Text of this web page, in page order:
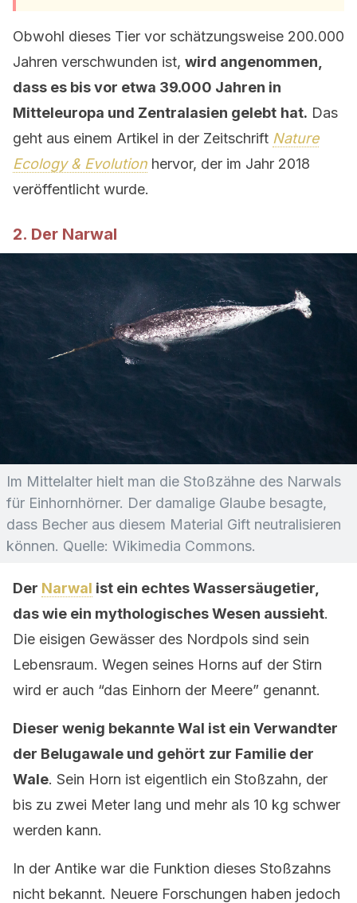
Obwohl dieses Tier vor schätzungsweise 200.000
Jahren verschwunden ist, wird angenommen,
dass es bis vor etwa 39.000 Jahren in
Mitteleuropa und Zentralasien gelebt hat. Das
geht aus einem Artikel in der Zeitschrift Nature
Ecology & Evolution hervor, der im Jahr 2018
veröffentlicht wurde.
2. Der Narwal
Im Mittelalter hielt man die Stoßzähne des Narwals
für Einhornhörner. Der damalige Glaube besagte,
dass Becher aus diesem Material Gift neutralisieren
können. Quelle: Wikimedia Commons.
Der Narwal ist ein echtes Wassersäugetier,
das wie ein mythologisches Wesen aussieht.
Die eisigen Gewässer des Nordpols sind sein
Lebensraum. Wegen seines Horns auf der Stirn
wird er auch “das Einhorn der Meere” genannt.
Dieser wenig bekannte Wal ist ein Verwandter
der Belugawale und gehört zur Familie der
Wale. Sein Horn ist eigentlich ein Stoßzahn, der
bis zu zwei Meter lang und mehr als 10 kg schwer
werden kann.
In der Antike war die Funktion dieses Stoßzahns
nicht bekannt. Neuere Forschungen haben jedoch